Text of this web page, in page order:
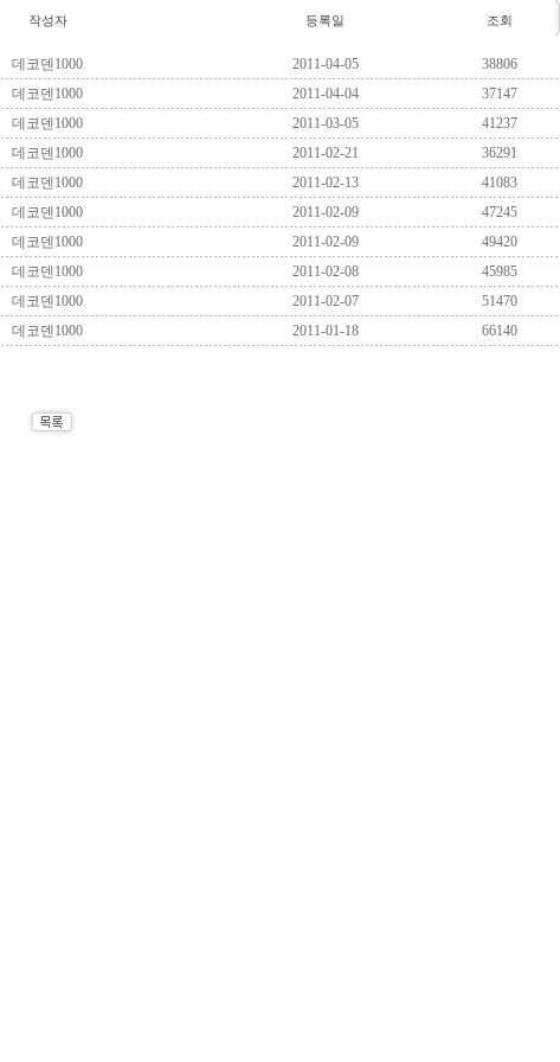
작성자 등록일 조회
데코덴1000 2011-04-05
38806
데코덴1000 2011-04-04
37147
데코덴1000 2011-03-05
41237
데코덴1000 2011-02-21
36291
데코덴1000 2011-02-13
41083
데코덴1000 2011-02-09
47245
데코덴1000 2011-02-09
49420
데코덴1000 2011-02-08
45985
데코덴1000 2011-02-07
51470
데코덴1000 2011-01-18 66140